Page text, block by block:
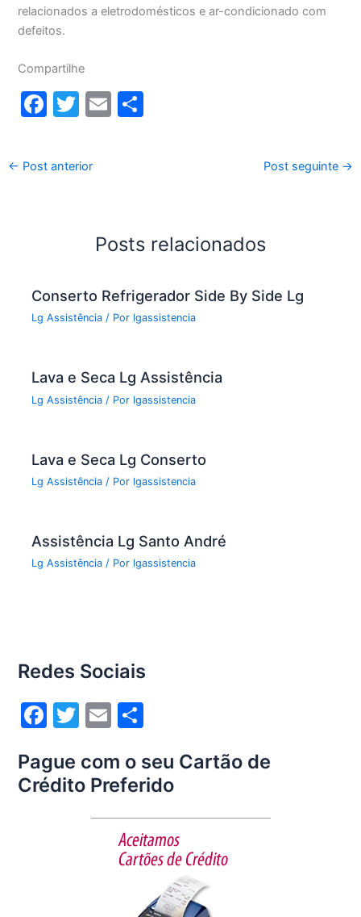
relacionados a eletrodomésticos e ar-condicionado com
defeitos.
Compartilhe
F
c
e
k
T
itt
er
E
← Post anterior Post seguinte →
Posts relacionados
Conserto Refrigerador Side By Side Lg
Lg Assistência / Por lgassistencia
Lava e Seca Lg Assistência
Lg Assistência / Por lgassistencia
Lava e Seca Lg Conserto
Lg Assistência / Por lgassistencia
Assistência Lg Santo André
Lg Assistência / Por lgassistencia
Redes Sociais
F
c
e
T
itt
er
E
ai
l
ar
e
Pague com o seu Cartão de
Crédito Preferido